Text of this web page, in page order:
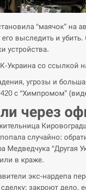
“маячок” на
выследить и
устройства.
Украина со ссылкой
угрозы и
с “Химпромом”
через
случайно:
Медведчука “Другая
в краже.
экс-нардепа
закроют дело,